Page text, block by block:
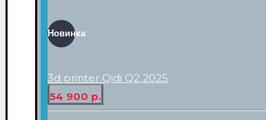
Новинка
3d printer Qidi Q2 2025
54 900 р.